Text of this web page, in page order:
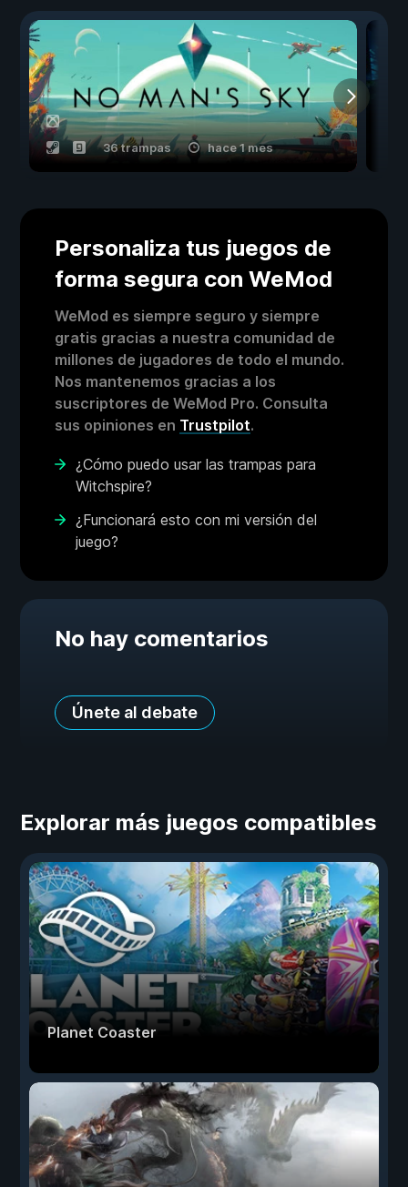
36 trampas hace 1 mes
Personaliza tus juegos de
forma segura con WeMod
WeMod es siempre seguro y siempre
gratis gracias a nuestra comunidad de
millones de jugadores de todo el mundo.
Nos mantenemos gracias a los
suscriptores de WeMod Pro. Consulta
sus opiniones en Trustpilot.
¿Cómo puedo usar las trampas para
Witchspire?
¿Funcionará esto con mi versión del
juego?
No hay comentarios
Únete al debate
Explorar más juegos compatibles
Planet Coaster